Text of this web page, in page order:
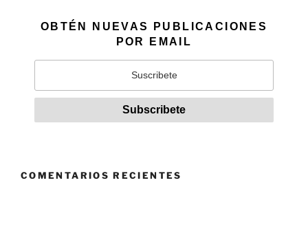
OBTÉN NUEVAS PUBLICACIONES
POR EMAIL
COMENTARIOS RECIENTES